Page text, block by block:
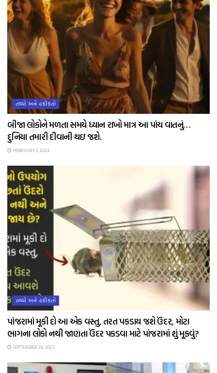
તથ્યો અને હકીકતો
બીજા લોકોને મળતા સમયે ધ્યાન રાખો માત્ર આ પાંચ વાતનું…
દુનિયા તમારી દીવાની થઇ જશે.
FEBRUARY 3, 2024
તથ્યો અને હકીકતો
પાંજરામાં મૂકી દો આ એક વસ્તુ, તરત પકડાય જશે ઉંદર, મોટા
ભાગના લોકો નથી જાણતા ઉંદર પકડવા માટે પાંજરામાં શું મૂકવું?
SEPTEMBER 26, 2023